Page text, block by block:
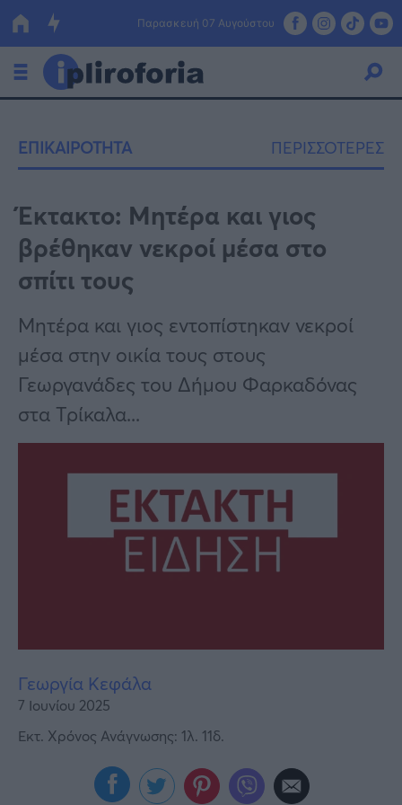
Παρασκευή 07 Αυγούστου
Οικονομία
Πολιτική
Τράπεζες
Επιδοτήσεις
ΕΣΠΑ
Κόσμος
Lifestyle
Αθλητικά
Υγεία
Γυναίκα
ΕΠΙΚΑΙΡΟΤΗΤΑ ΠΕΡΙΣΣΟΤΕΡΕΣ
Έκτακτο: Μητέρα και γιος
βρέθηκαν νεκροί μέσα στο
σπίτι τους
Μητέρα και γιος εντοπίστηκαν νεκροί
μέσα στην οικία τους στους
Γεωργανάδες του Δήμου Φαρκαδόνας
στα Τρίκαλα...
Γεωργία Κεφάλα
7 Ιουνίου 2025
Εκτ. Χρόνος Ανάγνωσης: 1λ. 11δ.